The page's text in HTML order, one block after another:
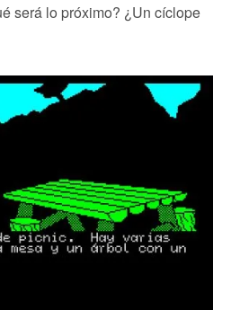
será lo próximo? ¿Un cíclope